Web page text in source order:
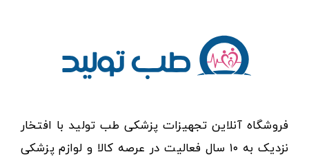
فروشگاه آنلاین تجهیزات پزشکی طب تولید با افتخار
نزدیک به ۱۰ سال فعالیت در عرصه کالا و لوازم پزشکی